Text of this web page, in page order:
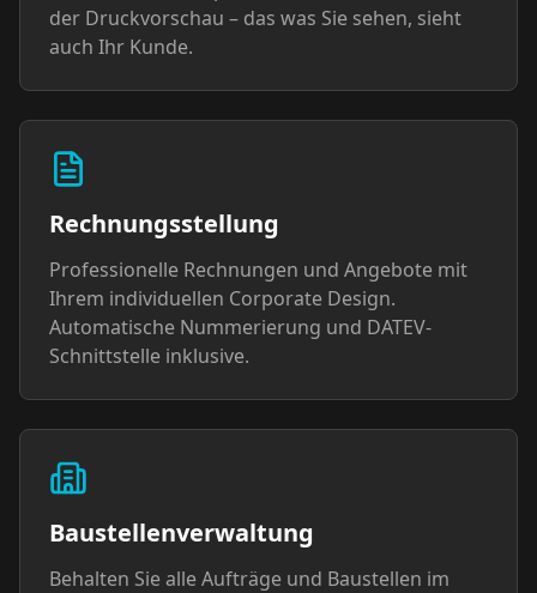
der Druckvorschau – das was Sie sehen, sieht
auch Ihr Kunde.
Rechnungsstellung
Professionelle Rechnungen und Angebote mit
Ihrem individuellen Corporate Design.
Automatische Nummerierung und DATEV-
Schnittstelle inklusive.
Baustellenverwaltung
Behalten Sie alle Aufträge und Baustellen im